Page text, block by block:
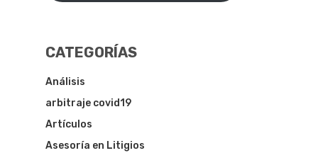
CATEGORÍAS
Análisis
arbitraje covid19
Artículos
Asesoría en Litigios